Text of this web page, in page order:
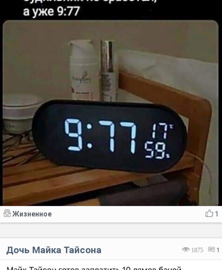
1
Жизненное
1875 1
Дочь Майка Тайсона